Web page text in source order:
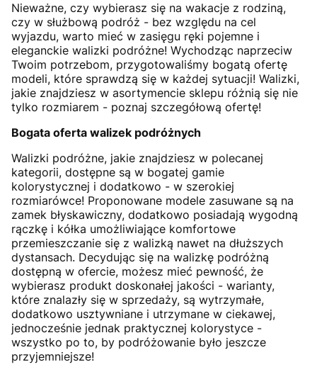
Nieważne, czy wybierasz się na wakacje z rodziną,
czy w służbową podróż - bez względu na cel
wyjazdu, warto mieć w zasięgu ręki pojemne i
eleganckie walizki podróżne! Wychodząc naprzeciw
Twoim potrzebom, przygotowaliśmy bogatą ofertę
modeli, które sprawdzą się w każdej sytuacji! Walizki,
jakie znajdziesz w asortymencie sklepu różnią się nie
tylko rozmiarem - poznaj szczegółową ofertę!
Bogata oferta walizek podróżnych
Walizki podróżne, jakie znajdziesz w polecanej
kategorii, dostępne są w bogatej gamie
kolorystycznej i dodatkowo - w szerokiej
rozmiarówce! Proponowane modele zasuwane są na
zamek błyskawiczny, dodatkowo posiadają wygodną
rączkę i kółka umożliwiające komfortowe
przemieszczanie się z walizką nawet na dłuższych
dystansach. Decydując się na walizkę podróżną
dostępną w ofercie, możesz mieć pewność, że
wybierasz produkt doskonałej jakości - warianty,
które znalazły się w sprzedaży, są wytrzymałe,
dodatkowo usztywniane i utrzymane w ciekawej,
jednocześnie jednak praktycznej kolorystyce -
wszystko po to, by podróżowanie było jeszcze
przyjemniejsze!